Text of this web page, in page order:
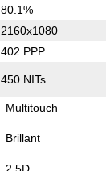
80.1%
2160x1080
402 PPP
450 NITs
Multitouch
Brillant